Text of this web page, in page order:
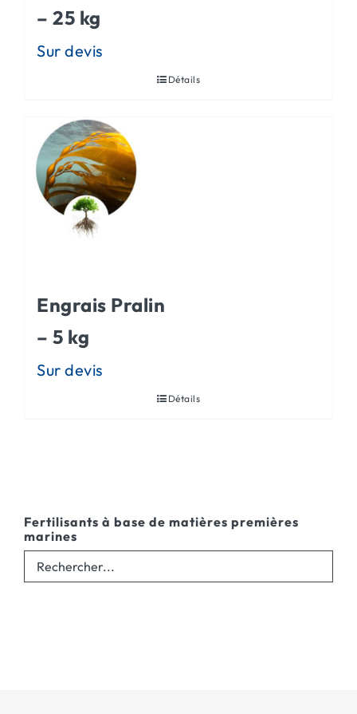
– 25 kg
Détails
Engrais Pralin
– 5 kg
Détails
Fertilisants à base de matières premières
marines